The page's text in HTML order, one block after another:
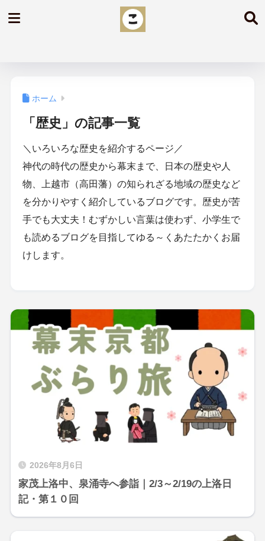
ホーム
「歴史」の記事一覧
＼いろいろな歴史を紹介するページ／
神代の時代の歴史から幕末まで、日本の歴史や人
物、上越市（高田藩）の知られざる地域の歴史など
を分かりやすく紹介しているブログです。歴史が苦
手でも大丈夫！むずかしい言葉は使わず、小学生で
も読めるブログを目指してゆる～くあたたかくお届
けします。
2026年8月6日
家茂上洛中、泉涌寺へ参詣｜2/3～2/19の上洛日
記・第１０回